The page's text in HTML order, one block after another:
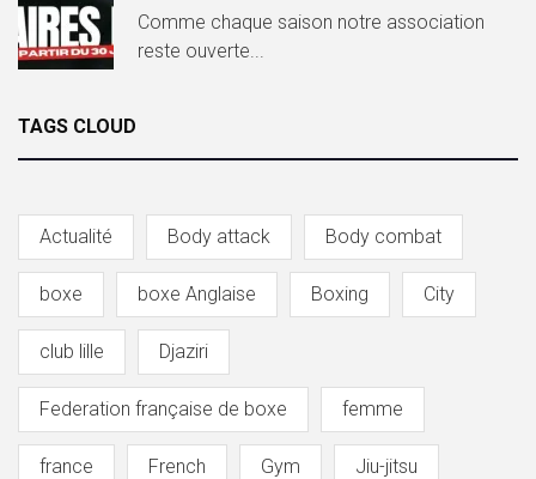
Comme chaque saison notre association
reste ouverte...
TAGS CLOUD
Actualité Body attack Body combat
boxe boxe Anglaise Boxing City
club lille Djaziri
Federation française de boxe femme
france French Gym Jiu-jitsu